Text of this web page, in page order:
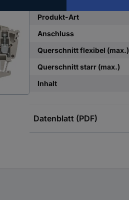
Produkt-Art
Anschluss
Querschnitt flexibel (max.)
Querschnitt starr (max.)
Inhalt
Datenblatt (PDF)